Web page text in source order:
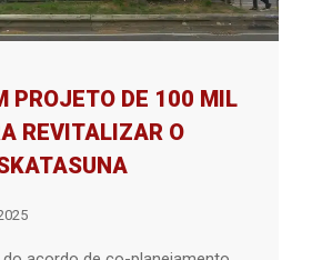
PROJETO DE 100 MIL
REVITALIZAR O